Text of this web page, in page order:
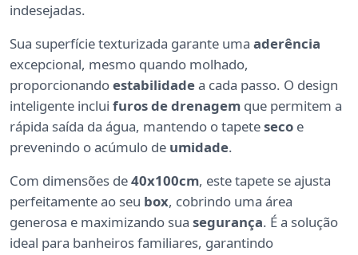
indesejadas.
Sua superfície texturizada garante uma aderência
excepcional, mesmo quando molhado,
proporcionandoestabilidadea cada passo. O design
inteligente inclui furos de drenagem que permitem a
rápida saída da água, mantendo o tapeteseco e
prevenindo o acúmulo de umidade.
Com dimensões de40x100cm, este tapete se ajusta
perfeitamente ao seu box, cobrindo uma área
generosa e maximizando sua segurança. É a solução
ideal para banheiros familiares, garantindo